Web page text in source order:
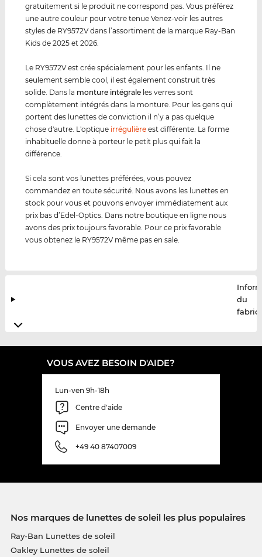
gratuitement si le produit ne correspond pas. Vous préférez
une autre couleur pour votre tenue Venez-voir les autres
styles de RY9572V dans l’assortiment de la marque Ray-Ban
Kids de 2025 et 2026.
Le RY9572V est crée spécialement pour les enfants. Il ne
seulement semble cool, il est également construit très
solide. Dans la monture intégrale les verres sont
complètement intégrés dans la monture. Pour les gens qui
portent des lunettes de conviction il n’y a pas quelque
chose d'autre. L'optique irrégulière est différente. La forme
inhabituelle donne à porteur le petit plus qui fait la
différence.
Si cela sont vos lunettes préférées, vous pouvez
commandez en toute sécurité. Nous avons les lunettes en
stock pour vous et pouvons envoyer immédiatement aux
prix bas d’Edel-Optics. Dans notre boutique en ligne nous
avons des prix toujours favorable. Pour ce prix favorable
vous obtenez le RY9572V même pas en sale.
du
VOUS AVEZ BESOIN D'AIDE?
Lun-ven 9h-18h
Centre d'aide
Envoyer une demande
+49 40 87407009
Nos marques de lunettes de soleil les plus populaires
Ray-Ban Lunettes de soleil
Oakley Lunettes de soleil